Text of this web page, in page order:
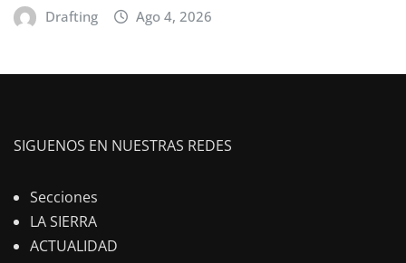
Drafting Ago 4, 2026
SIGUENOS EN NUESTRAS REDES
Secciones
LA SIERRA
ACTUALIDAD